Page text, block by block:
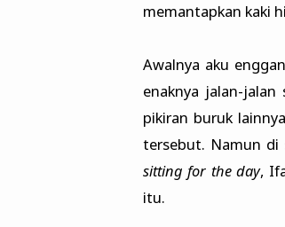
memantapkan kaki
Awalnya aku
enaknya jalan-
pikiran buruk
tersebut. Namun di
sitting for the day,
itu.